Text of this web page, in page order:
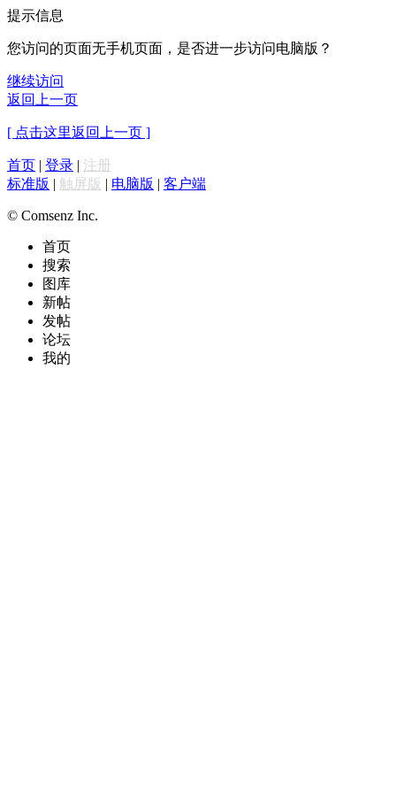
提示信息
您访问的页面无手机页面，是否进一步访问电脑版？
继续访问
返回上一页
[ 点击这里返回上一页 ]
首页 | 登录 | 注册
标准版 | 触屏版 | 电脑版 | 客户端
© Comsenz Inc.
首页
搜索
图库
新帖
发帖
论坛
我的